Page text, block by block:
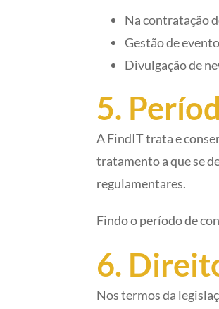
Na contratação
Gestão de
Divulgação de
5.
A FindIT trata e
tratamento a que se
regulamentares.
Findo o período de
6.
Nos termos da